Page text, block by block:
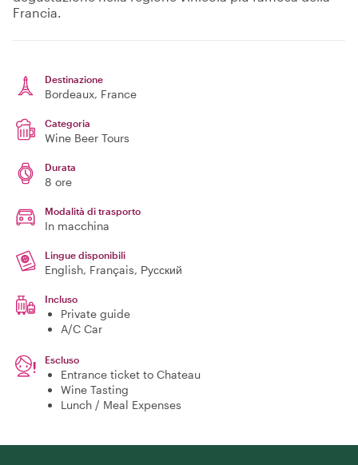
Francia.
Destinazione
Bordeaux, France
Categoria
Wine Beer Tours
Durata
8 ore
Modalità di trasporto
In macchina
Lingue disponibili
English, Français, Русский
Incluso
Private guide
A/C Car
Escluso
Entrance ticket to Chateau
Wine Tasting
Lunch / Meal Expenses